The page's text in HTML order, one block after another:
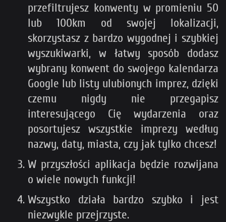
przefiltrujesz konwenty w promieniu 50
lub 100km od swojej lokalizacji,
skorzystasz z bardzo wygodnej i szybkiej
wyszukiwarki, w łatwy sposób dodasz
wybrany konwent do swojego kalendarza
Google lub listy ulubionych imprez, dzięki
czemu nigdy nie przegapisz
interesującego Cię wydarzenia oraz
posortujesz wszystkie imprezy według
nazwy, daty, miasta, czy jak tylko chcesz!
W przyszłości aplikacja będzie rozwijana
o wiele nowych funkcji!
Wszystko działa bardzo szybko i jest
niezwykle przejrzyste.